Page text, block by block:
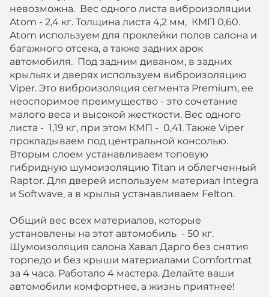
невозможна. Вес одного листа виброизоляции
Atom - 2,4 кг. Толщина листа 4,2 мм, КМП 0,60.
Atom используем для проклейки полов салона и
багажного отсека, а также задних арок
автомобиля. Под задним диваном, в задних
крыльях и дверях используем виброизоляцию
Viper. Это виброизоляция сегмента Premium, ее
неоспоримое преимущество - это сочетание
малого веса и высокой жесткости. Вес одного
листа - 1,19 кг, при этом КМП - 0,41. Также Viper
прокладываем под центральной консолью.
Вторым слоем устанавливаем топовую
гибридную шумоизоляцию Titan и облегченный
Raptor. Для дверей используем материал Integra
и Softwave, а в крылья устанавливаем Felton.
Общий вес всех материалов, которые
установлены на этот автомобиль - 50 кг.
Шумоизоляция салона Хавал Дарго без снятия
торпедо и без крыши материалами Comfortmat
за 4 часа. Работало 4 мастера. Делайте ваши
автомобили комфортнее, а жизнь приятнее!